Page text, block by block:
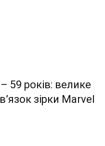
59 років: велике
зірки Marvel